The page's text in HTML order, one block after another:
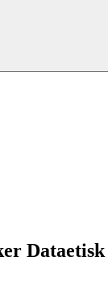
Dataetisk